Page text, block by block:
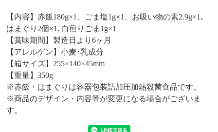
【内容】赤飯180g×1、ごま塩1g×1、お吸い物の素2.9g×1､
はまぐり2個×1､白煎りごま1g×1
【賞味期間】製造日より6ヶ月
【アレルゲン】小麦･乳成分
【箱サイズ】255×140×45mm
【重量】350g
※赤飯・はまぐりは容器包装詰加圧加熱殺菌食品です。
※商品のデザイン・内容等が変更になる場合がございま
す。